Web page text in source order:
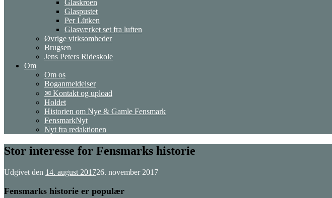
Glaskroen
Glaspustet
Per Lütken
Glasværket set fra luften
Øvrige virksomheder
Brugsen
Jens Peters Rideskole
Om
Om os
Boganmeldelser
✉ Kontakt og upload
Holdet
Historien om Nye & Gamle Fensmark
FensmarkNyt
Nyt fra redaktionen
Stor interesse for Fensmarks historie
Udgivet den 14. august 201726. november 2017
Fensmarks historie er populær